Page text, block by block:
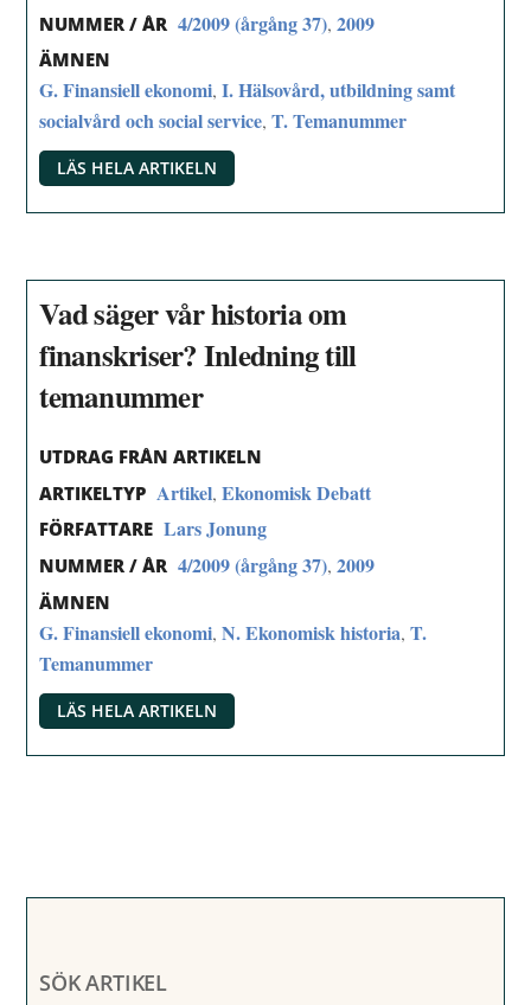
NUMMER / ÅR 4/2009 (årgång 37),2009
ÄMNEN
G. Finansiell ekonomi,I. Hälsovård, utbildning samt
socialvård och social service,T. Temanummer
LÄS HELA ARTIKELN
Vad säger vår historia om
finanskriser? Inledning till
temanummer
UTDRAG FRÅN ARTIKELN
ARTIKELTYP Artikel,Ekonomisk Debatt
FÖRFATTARE Lars Jonung
NUMMER / ÅR 4/2009 (årgång 37),2009
ÄMNEN
G. Finansiell ekonomi,N. Ekonomisk historia,T.
Temanummer
LÄS HELA ARTIKELN
SÖK ARTIKEL